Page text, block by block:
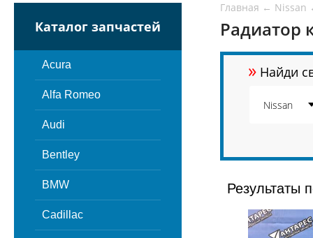
Каталог запчастей
Acura
Alfa Romeo
Audi
Bentley
BMW
Cadillac
Главная ← Nissan
Радиатор
» Найди
Результаты